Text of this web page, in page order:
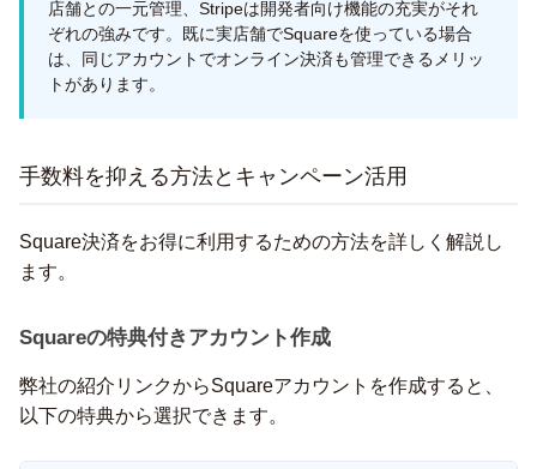
店舗との一元管理、Stripeは開発者向け機能の充実がそれ
ぞれの強みです。既に実店舗でSquareを使っている場合
は、同じアカウントでオンライン決済も管理できるメリッ
トがあります。
手数料を抑える方法とキャンペーン活用
Square決済をお得に利用するための方法を詳しく解説し
ます。
Squareの特典付きアカウント作成
弊社の紹介リンクからSquareアカウントを作成すると、
以下の特典から選択できます。